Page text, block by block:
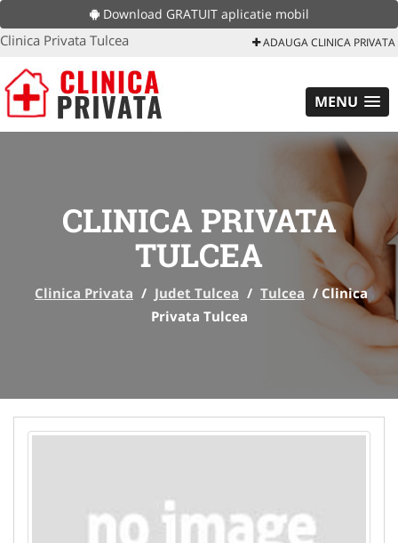
Download GRATUIT aplicatie mobil
Clinica Privata Tulcea ADAUGA CLINICA PRIVATA
MENU
CLINICA PRIVATA
TULCEA
Clinica Privata / Judet Tulcea / Tulcea / Clinica
Privata Tulcea